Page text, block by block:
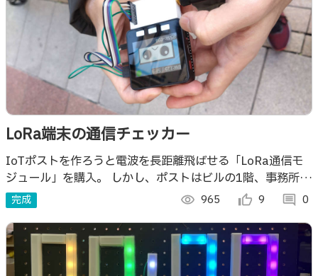
LoRa端末の通信チェッカー
IoTポストを作ろうと電波を長距離飛ばせる「LoRa通信モ
ジュール」を購入。 しかし、ポストはビルの1階、事務所は
4階。 そもそも電波は届くの？という不安から、簡単な通信
チェッカーを作りました。
完成 visibility 965 thumb_up_alt 9 comment 0